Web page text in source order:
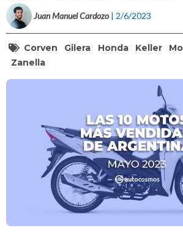
Juan Manuel Cardozo | 2/6/2023
Corven Gilera Honda Keller
Zanella